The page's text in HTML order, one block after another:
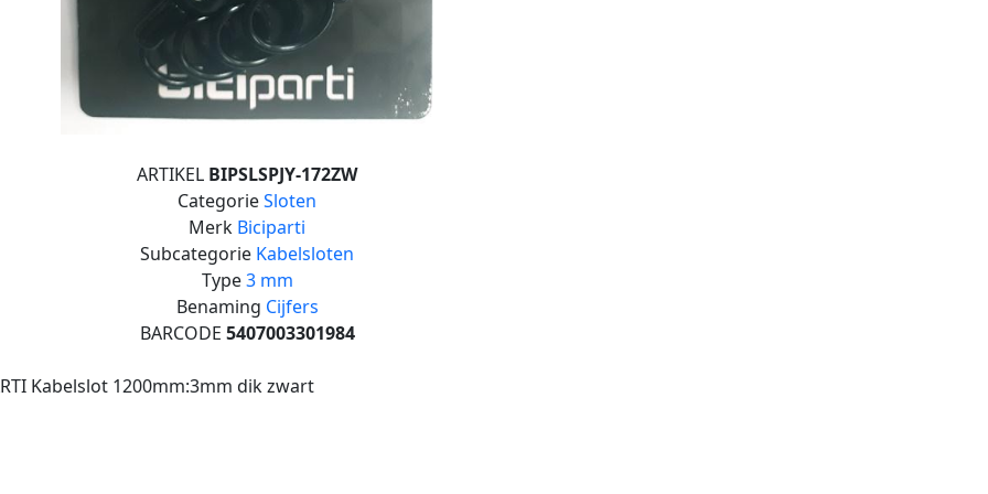
ARTIKEL BIPSLSPJY-172ZW
CategorieSloten
Merk Biciparti
Subcategorie Kabelsloten
Type3 mm
Benaming Cijfers
BARCODE 5407003301984
Kabelslot 1200mm:3mm dik zwart